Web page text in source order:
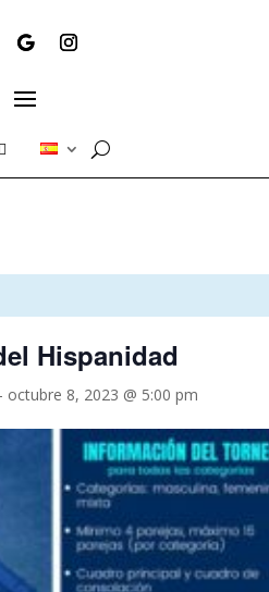
Hispanidad
- octubre 8, 2023 @ 5:00 pm